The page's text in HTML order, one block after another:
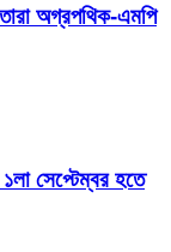
তারা অগ্রপথিক-এমপি
১লা সেপ্টেম্বর হতে